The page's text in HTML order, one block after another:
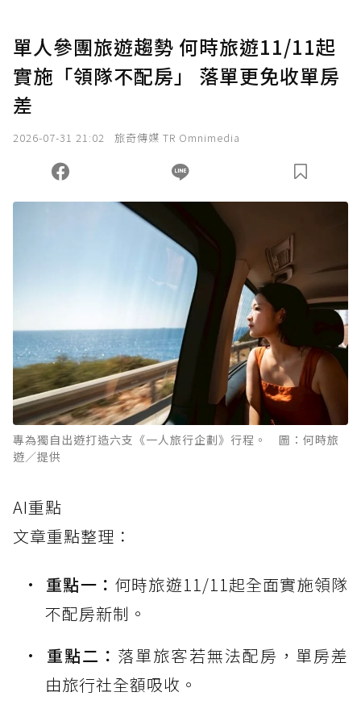
確認送出
您當前剩餘 U 利點數：0點；前往 購買點數
單人參團旅遊趨勢 何時旅遊11/11起
實施「領隊不配房」 落單更免收單房
差
2026-07-31 21:02 旅奇傳媒 TR Omnimedia
專為獨自出遊打造六支《一人旅行企劃》行程。 圖：何時旅
遊／提供
AI重點
文章重點整理：
重點一： 何時旅遊11/11起全面實施領隊
不配房新制。
重點二： 落單旅客若無法配房，單房差
由旅行社全額吸收。